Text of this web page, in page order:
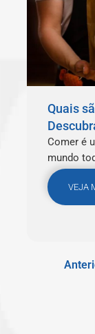
Quais
Comer é
mundo
VEJA